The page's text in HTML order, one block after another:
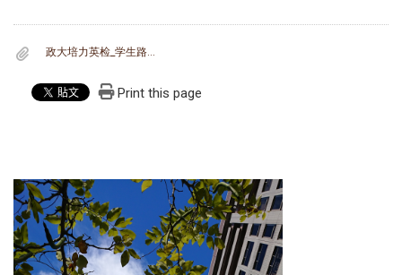
政大培力英检_学生路线引导图.pdf
Print this page